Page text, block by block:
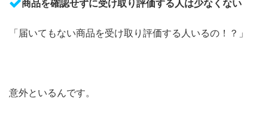
商品を確認せずに受け取り評価する人は少なくない
「届いてもない商品を受け取り評価する人いるの！？」
意外といるんです。